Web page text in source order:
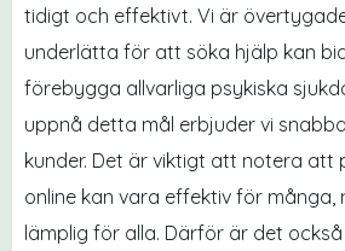
tidigt och effektivt. Vi är
underlätta för att söka hjälp kan
förebygga allvarliga psykiska
uppnå detta mål erbjuder vi
kunder. Det är viktigt att notera att
online kan vara effektiv för många,
lämplig för alla. Därför är det